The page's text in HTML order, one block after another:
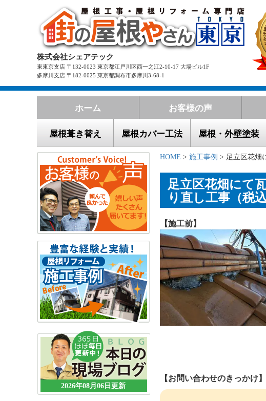
株式会社シェアテック
東東京支店 〒132-0023 東京都江戸川区西一之江2-10-17 大場ビル1F
多摩川支店 〒182-0025 東京都調布市多摩川3-68-1
ホーム お客様の声
屋根葺き替え 屋根カバー工法 屋根・外壁塗装
2026年08月06日更新
HOME > 施工事例 > 足立区花畑
足立区花畑にて
り直し工事（税
【施工前】
【お問い合わせのきっかけ】